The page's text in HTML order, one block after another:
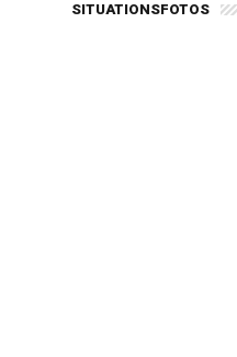
SITUATIONSFOTOS